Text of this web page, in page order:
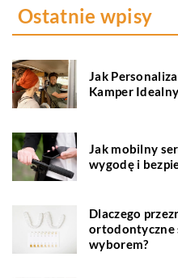
Ostatnie wpisy
Jak
Kamper
Jak mobilny
wygodę i
Dlaczego
ortodontyczne
wyborem?